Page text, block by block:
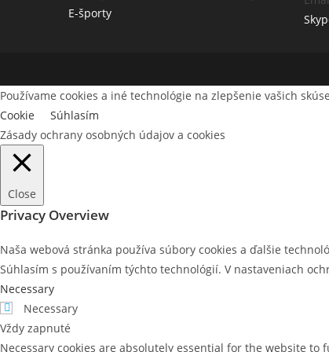
E-športy
Používame cookies a iné technológie na zlepšenie vašich
Cookie
Súhlasím
Zásady ochrany osobných údajov a cookies
Close
Privacy Overview
Naša webová stránka používa súbory cookies a ďalšie
Súhlasím s používaním týchto technológií. V nastaveniach
Necessary
Necessary
Vždy zapnuté
Necessary cookies are absolutely essential for the website